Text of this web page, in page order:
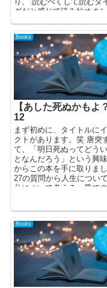
グだと感じて読み始めまし
Books
【あした死ぬかもよ
12
まず初めに、タイトルに
クトがあります。笑 唐突
て、「明日死ぬってどう
となんだろう」という興
からこの本を手に取りまし
27の質問から人生につい
分について考える一冊で
Books